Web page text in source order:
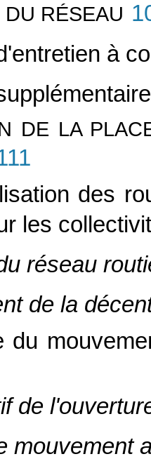
RÉSEAU
à
DE LA
des
les
réseau
de la
du
de
mouvement